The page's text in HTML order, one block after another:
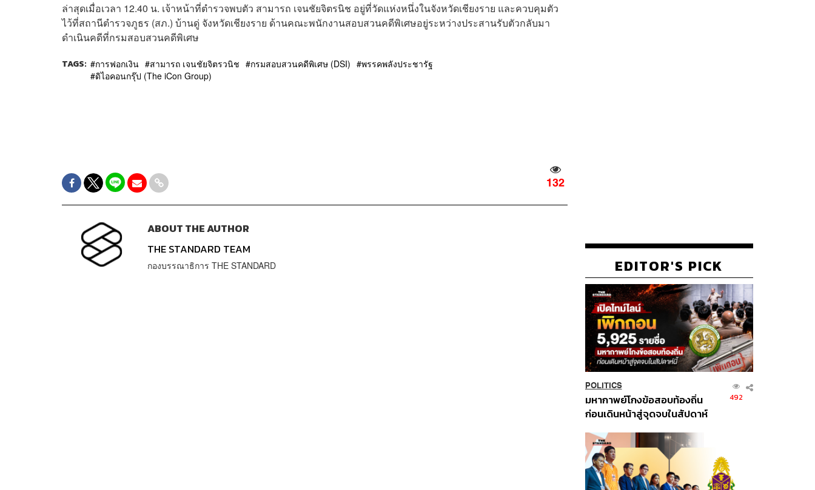
ล่าสุดเมื่อเวลา 12.40 น. เจ้าหน้าที่ตำรวจพบตัว สามารถ เจนชัยจิตรนิช อยู่ที่วัดแห่งหนึ่งในจังหวัดเชียงราย และควบคุมตัว
ไว้ที่สถานีตำรวจภูธร (สภ.) บ้านดู่ จังหวัดเชียงราย ด้านคณะพนักงานสอบสวนคดีพิเศษอยู่ระหว่างประสานรับตัวกลับมา
ดำเนินคดีที่กรมสอบสวนคดีพิเศษ
TAGS: การฟอกเงิน สามารถ เจนชัยจิตรวนิช กรมสอบสวนคดีพิเศษ (DSI)
พรรคพลังประชารัฐ
ดิไอคอนกรุ๊ป (The iCon Group)
132
ABOUT THE AUTHOR
THE STANDARD TEAM
กองบรรณาธิการ THE STANDARD EDITOR'S PICK
POLITICS
มหากาพย์โกงข้อสอบท้องถิ่น
ก่อนเดินหน้าสู่จุดจบในสัปดาห์
492